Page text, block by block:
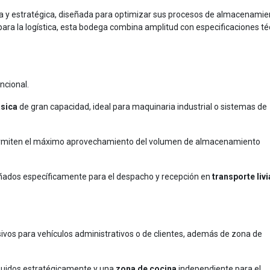
estratégica, diseñada para optimizar sus procesos de
la logística, esta bodega combina amplitud con especificaciones
de gran capacidad, ideal para maquinaria industrial o sistemas de
el máximo aprovechamiento del volumen de almacenamiento
específicamente para el despacho y recepción en transporte
para vehículos administrativos o de clientes, además de zona de